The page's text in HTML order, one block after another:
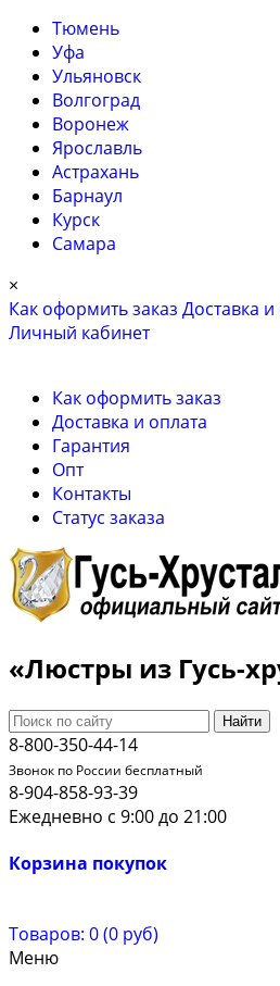
Тюмень
Уфа
Ульяновск
Волгоград
Воронеж
Ярославль
Астрахань
Барнаул
Курск
Самара
×
Как оформить заказ Доставка и
Личный кабинет
Как оформить заказ
Доставка и оплата
Гарантия
Опт
Контакты
Cтатус заказа
«Люстры из Гусь-
Найти
8-800-350-44-14
Звонок по России бесплатный
8-904-858-93-39
Ежедневно с 9:00 до 21:00
Корзина покупок
Товаров: 0 (0 руб)
Меню